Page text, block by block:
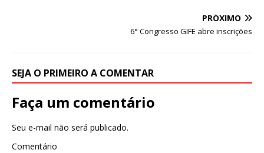
PRÓXIMO
6° Congresso GIFE abre inscrições
SEJA O PRIMEIRO A COMENTAR
Faça um comentário
Seu e-mail não será publicado.
Comentário